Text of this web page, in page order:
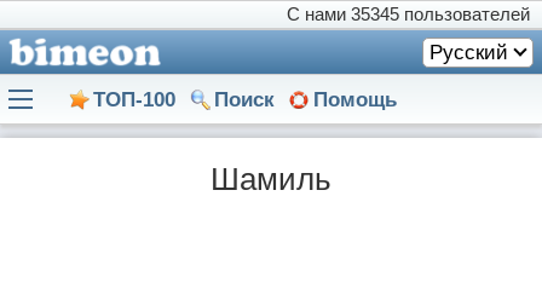
С нами 35345 пользователей
Русский
ТОП-100 Поиск Помощь
Шамиль